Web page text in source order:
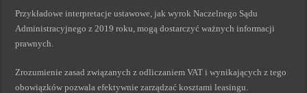
Przykładowe interpretacje ustawowe, jak wyrok Naczelnego Sądu
Administracyjnego z 2019 roku, mogą dostarczyć ważnych informacji
prawnych.
Zrozumienie zasad związanych z odliczaniem VAT i wynikających z tego
obowiązków pozwala efektywnie zarządzać kosztami leasingu.